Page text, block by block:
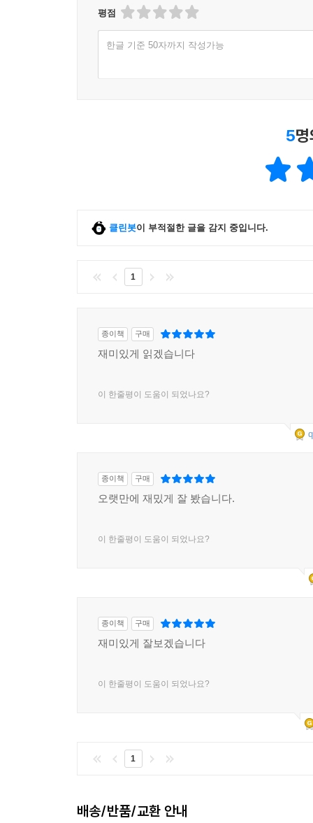
평점
한글 기준 50자까지 작성가능
5
클린봇이 부적절한 글을 감지 중입니다.
1
종이책 구매
재미있게 읽겠습니다
이 한줄평이 도움이 되었나요?
종이책 구매
오랫만에 재밌게 잘 봤습니다.
이 한줄평이 도움이 되었나요?
종이책 구매
재미있게 잘보겠습니다
이 한줄평이 도움이 되었나요?
1
배송/반품/교환 안내